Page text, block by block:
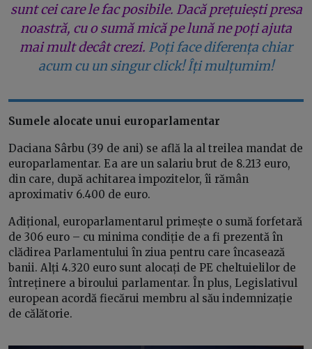
sunt cei care le fac posibile. Dacă prețuiești presa
noastră, cu o sumă mică pe lună ne poți ajuta
mai mult decât crezi. Poți face diferența chiar
acum cu un singur click! Îți mulțumim!
Sumele alocate unui europarlamentar
Daciana Sârbu (39 de ani) se află la al treilea mandat de
europarlamentar. Ea are un salariu brut de 8.213 euro,
din care, după achitarea impozitelor, îi rămân
aproximativ 6.400 de euro.
Adițional, europarlamentarul primește o sumă forfetară
de 306 euro – cu minima condiție de a fi prezentă în
clădirea Parlamentului în ziua pentru care încasează
banii. Alți 4.320 euro sunt alocați de PE cheltuielilor de
întreținere a biroului parlamentar. În plus, Legislativul
european acordă fiecărui membru al său indemnizație
de călătorie.